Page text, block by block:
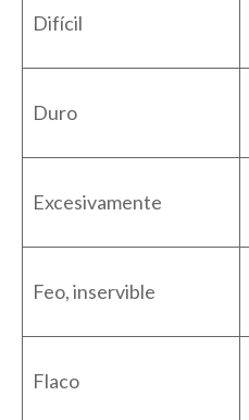
Difícil
Duro
Excesivamente
Feo, inservible
Flaco